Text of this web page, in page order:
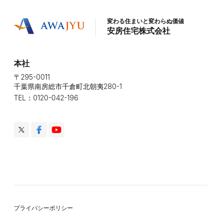
変わる住まいと変わらぬ価値
安房住宅株式会社
本社
〒295-0011
千葉県南房総市千倉町北朝夷280-1
TEL：0120-042-196
プライバシーポリシー